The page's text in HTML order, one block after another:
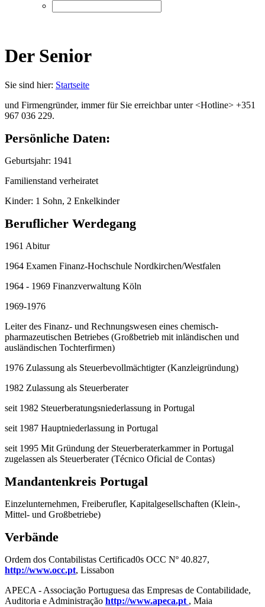
Der Senior
Sie sind hier: Startseite
und Firmengründer, immer für Sie erreichbar unter <Hotline> +351
967 036 229.
Persönliche Daten:
Geburtsjahr: 1941
Familienstand verheiratet
Kinder: 1 Sohn, 2 Enkelkinder
Beruflicher Werdegang
1961 Abitur
1964 Examen Finanz-Hochschule Nordkirchen/Westfalen
1964 - 1969 Finanzverwaltung Köln
1969-1976
Leiter des Finanz- und Rechnungswesen eines chemisch-
pharmazeutischen Betriebes (Großbetrieb mit inländischen und
ausländischen Tochterfirmen)
1976 Zulassung als Steuerbevollmächtigter (Kanzleigründung)
1982 Zulassung als Steuerberater
seit 1982 Steuerberatungsniederlassung in Portugal
seit 1987 Hauptniederlassung in Portugal
seit 1995 Mit Gründung der Steuerberaterkammer in Portugal
zugelassen als Steuerberater (Técnico Oficial de Contas)
Mandantenkreis Portugal
Einzelunternehmen, Freiberufler, Kapitalgesellschaften (Klein-,
Mittel- und Großbetriebe)
Verbände
Ordem dos Contabilistas Certificad0s OCC Nº 40.827,
http://www.occ.pt, Lissabon
APECA - Associação Portuguesa das Empresas de Contabilidade,
Auditoria e Administração http://www.apeca.pt , Maia